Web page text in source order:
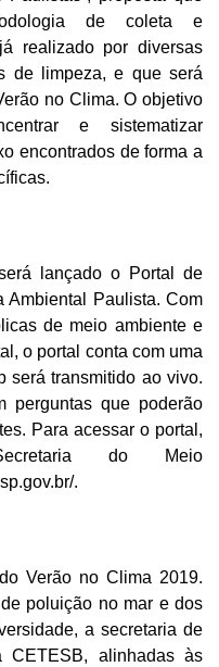
de coleta e
realizado por diversas
de limpeza, e que será
no Clima. O objetivo
e sistematizar
encontrados de forma a
lançado o Portal de
Ambiental Paulista. Com
de meio ambiente e
o portal conta com uma
será transmitido ao vivo.
perguntas que poderão
Para acessar o portal,
do Meio
.
Verão no Clima 2019.
poluição no mar e dos
a secretaria de
alinhadas às